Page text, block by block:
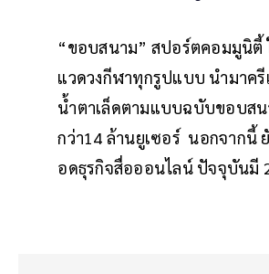
“ขอบสนาม” สปอร์ตคอมมูนิตี้
แวดวงกีฬาทุกรูปแบบ นำมาค
น้ำตาเล็ดตามแบบฉบับขอบส
กว่า14 ล้านยูเซอร์ นอกจากนี้
อดธุรกิจสื่อออนไลน์ ปัจจุบันมี